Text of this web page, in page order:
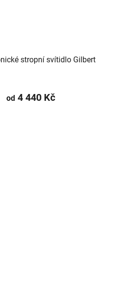
stropní svítidlo Gilbert
od 4 440 Kč